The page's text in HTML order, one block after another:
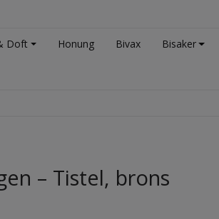
Doft Honung Bivax Bisaker
– Tistel, brons